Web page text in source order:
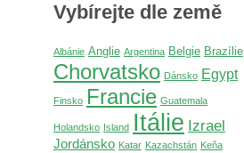
Vybírejte dle země
Albánie Anglie Argentina Belgie Brazílie
Chorvatsko Dánsko Egypt
Finsko Francie Guatemala
Holandsko Island Itálie Izrael
Jordánsko Katar Kazachstán Keňa